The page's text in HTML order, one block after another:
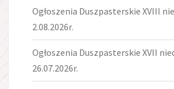
Ogłoszenia Duszpasterskie XVIII
2.08.2026r.
Ogłoszenia Duszpasterskie XVII
26.07.2026r.